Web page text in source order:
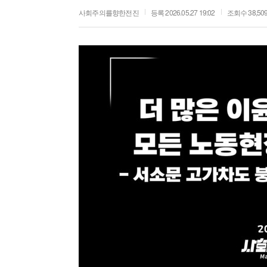
사회주의를향한전진 등록 2026.05.27 19:02 조회수